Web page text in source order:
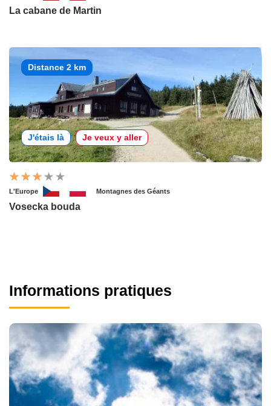
La cabane de Martin
Distance 2 km
J'étais là Je veux y aller
L'Europe Montagnes des Géants
Vosecka bouda
Informations pratiques